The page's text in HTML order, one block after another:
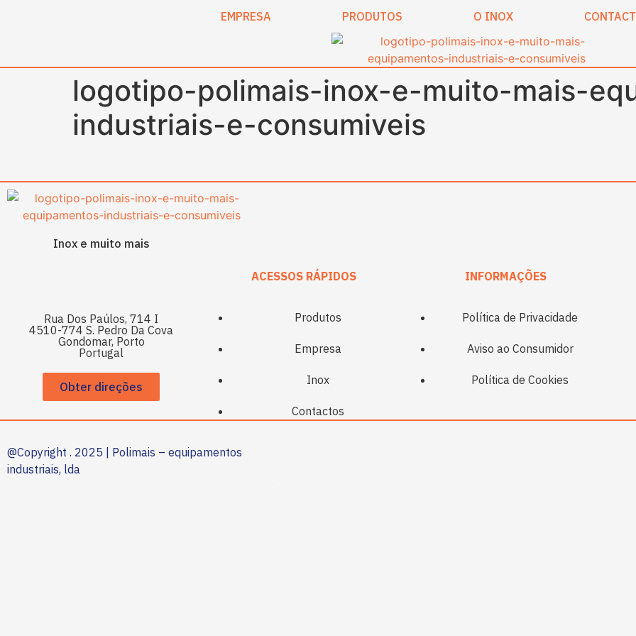
EMPRESA PRODUTOS O INOX
logotipo-polimais-inox-e-muito-mais-
industriais-e-consumiveis
Inox e muito mais
Rua Dos Paúlos, 714 I
4510-774 S. Pedro Da Cova
Gondomar, Porto
Portugal
Obter direções
ACESSOS RÁPIDOS
Produtos
Empresa
Inox
Contactos
INFORMAÇÕES
Política de Privacidade
Aviso ao Consumidor
Política de Cookies
@Copyright . 2025 | Polimais – equipamentos
industriais, lda